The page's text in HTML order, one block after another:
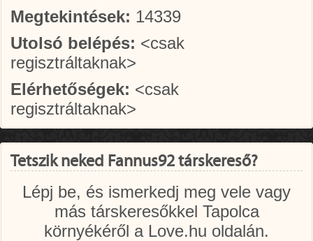
Megtekintések: 14339
Utolsó belépés: <csak
regisztráltaknak>
Elérhetőségek: <csak
regisztráltaknak>
Tetszik neked Fannus92 társkereső?
Lépj be, és ismerkedj meg vele vagy
más társkeresőkkel Tapolca
környékéről a Love.hu oldalán.